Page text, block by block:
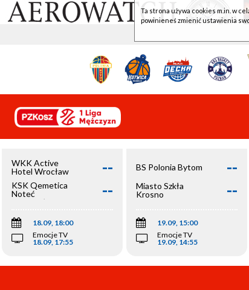
WKK Active
Hotel Wrocław
--
KSK Qemetica
Noteć
Inowrocław
--
18.09, 18:00
Emocje TV
18.09, 17:55
BS Polonia Bytom --
Miasto Szkła
Krosno
--
19.09, 15:00
Emocje TV
19.09, 14:55
Ta strona używa cookies m.in. w
powinieneś zmienić ustawienia